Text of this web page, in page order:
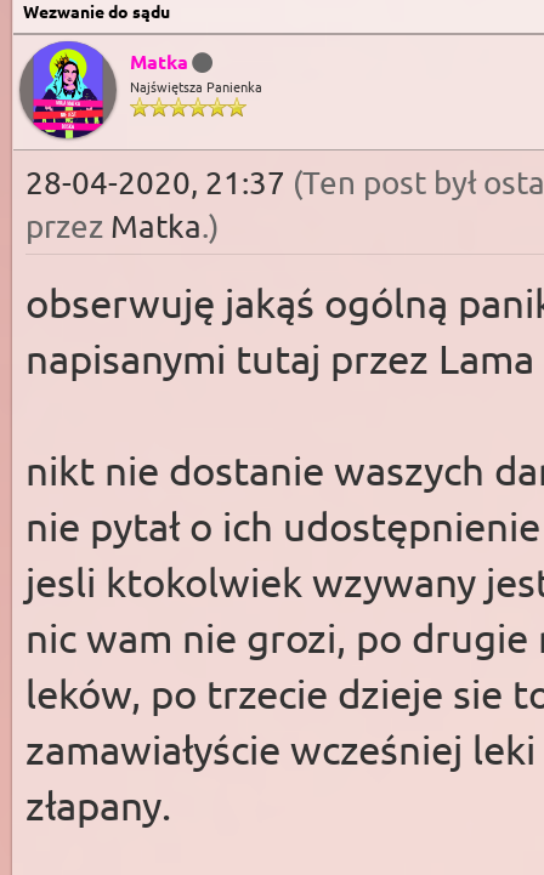
Wezwanie do sądu
Matka
Najświętsza Panienka
28-04-2020, 21:37 (Ten post był
przez Matka.)
obserwuję jakąś ogólną
napisanymi tutaj przez Lama
nikt nie dostanie waszych
nie pytał o ich udostępnienie
jesli ktokolwiek wzywany
nic wam nie grozi, po
leków, po trzecie dzieje sie
zamawiałyście wcześniej
złapany.